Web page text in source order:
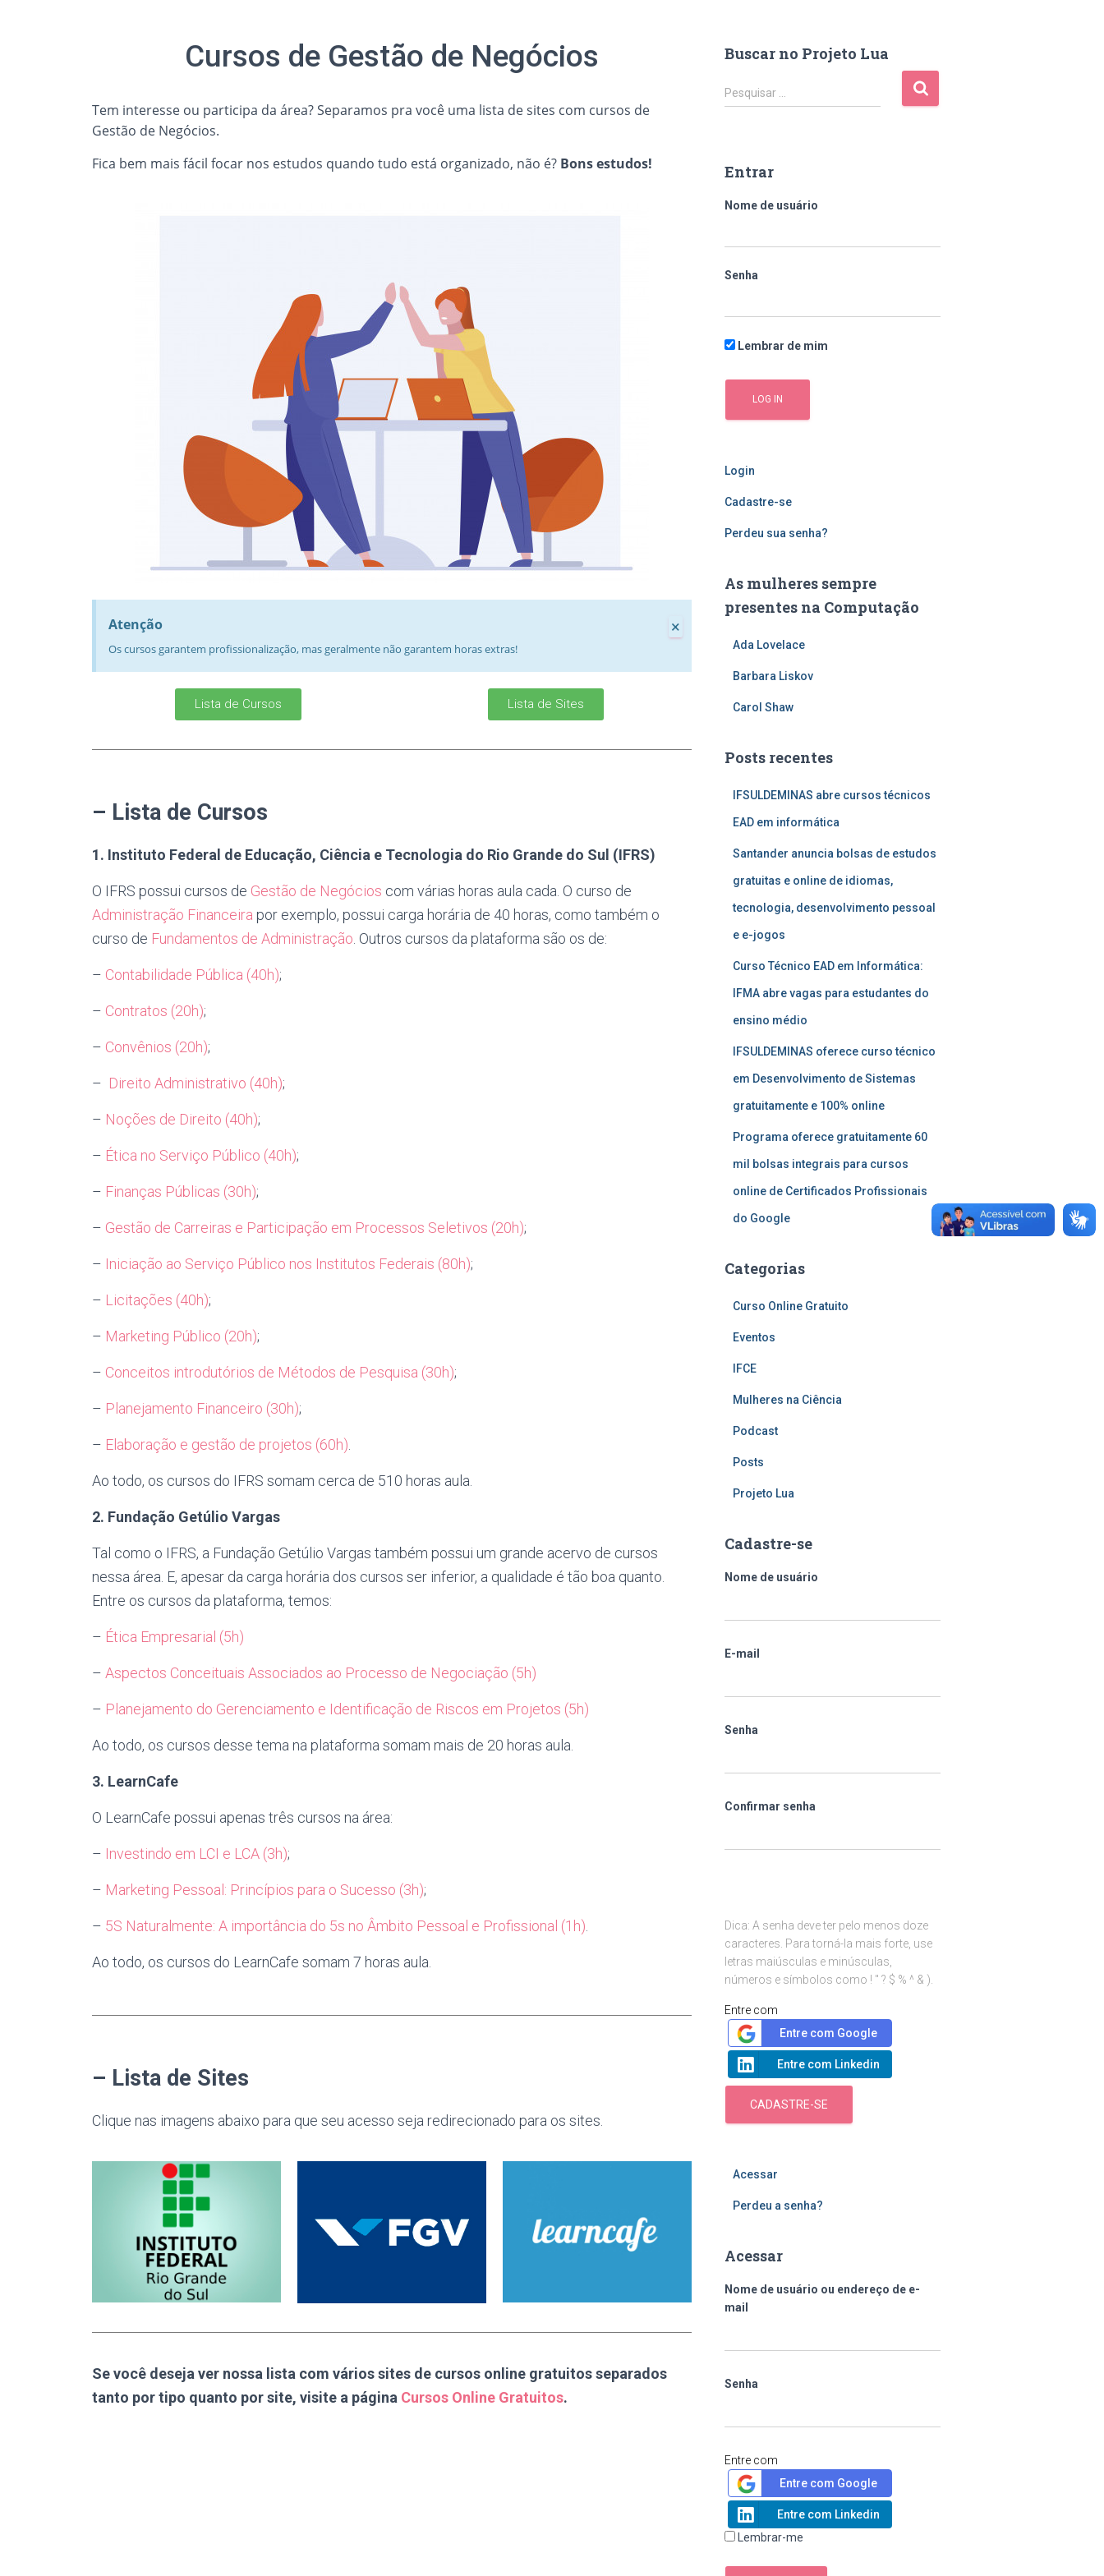
Cursos de Gestão de Negócios
Tem interesse ou participa da área? Separamos pra você uma lista de sites com cursos de
Gestão de Negócios.
Fica bem mais fácil focar nos estudos quando tudo está organizado, não é? Bons estudos!
Atenção
Os cursos garantem profissionalização, mas geralmente não garantem horas extras!
×
Lista de Cursos Lista de Sites
– Lista de Cursos
1. Instituto Federal de Educação, Ciência e Tecnologia do Rio Grande do Sul (IFRS)
O IFRS possui cursos de Gestão de Negócios com várias horas aula cada. O curso de
Administração Financeira por exemplo, possui carga horária de 40 horas, como também o
curso de Fundamentos de Administração . Outros cursos da plataforma são os de:
– Contabilidade Pública (40h);
– Contratos (20h);
– Convênios (20h);
– Direito Administrativo (40h);
– Noções de Direito (40h);
– Ética no Serviço Público (40h);
– Finanças Públicas (30h);
– Gestão de Carreiras e Participação em Processos Seletivos (20h);
– Iniciação ao Serviço Público nos Institutos Federais (80h);
– Licitações (40h);
– Marketing Público (20h);
– Conceitos introdutórios de Métodos de Pesquisa (30h);
– Planejamento Financeiro (30h);
– Elaboração e gestão de projetos (60h)
Ao todo, os cursos do IFRS somam cerca de 510 horas aula.
2. Fundação Getúlio Vargas
Tal como o IFRS, a Fundação Getúlio Vargas também possui um grande acervo de cursos
nessa área. E, apesar da carga horária dos cursos ser inferior, a qualidade é tão boa quanto.
Entre os cursos da plataforma, temos:
– Ética Empresarial (5h)
– Aspectos Conceituais Associados ao Processo de Negociação (5h)
– Planejamento do Gerenciamento e Identificação de Riscos em Projetos (5h)
Ao todo, os cursos desse tema na plataforma somam mais de 20 horas aula.
3. LearnCafe
O LearnCafe possui apenas três cursos na área:
– Investindo em LCI e LCA (3h);
– Marketing Pessoal: Princípios para o Sucesso (3h);
– 5S Naturalmente: A importância do 5s no Âmbito Pessoal e Profissional (1h)
Ao todo, os cursos do LearnCafe somam 7 horas aula.
– Lista de Sites
Clique nas imagens abaixo para que seu acesso seja redirecionado para os sites.
Se você deseja ver nossa lista com vários sites de cursos online gratuitos separados
tanto por tipo quanto por site, visite a página Cursos Online Gratuitos.
Buscar no Projeto Lua
Pesquisar …
Entrar
Nome de usuário
Senha
Lembrar de mim
Login
Cadastre-se
Perdeu sua senha?
As mulheres sempre
presentes na Computação
Ada Lovelace
Barbara Liskov
Carol Shaw
Posts recentes
IFSULDEMINAS abre cursos técnicos
EAD em informática
Santander anuncia bolsas de estudos
gratuitas e online de idiomas,
tecnologia, desenvolvimento pessoal
e e-jogos
Curso Técnico EAD em Informática:
IFMA abre vagas para estudantes do
ensino médio
IFSULDEMINAS oferece curso técnico
em Desenvolvimento de Sistemas
gratuitamente e 100% online
Programa oferece gratuitamente 60
mil bolsas integrais para cursos
online de Certificados Profissionais
do Google
Categorias
Curso Online Gratuito
Eventos
IFCE
Mulheres na Ciência
Podcast
Posts
Projeto Lua
Cadastre-se
Nome de usuário
E-mail
Senha
Confirmar senha
Dica: A senha deve ter pelo menos doze
caracteres. Para torná-la mais forte, use
letras maiúsculas e minúsculas,
números e símbolos como ! " ? $ % ^ & ).
Entre com
Entre com Google
Entre com Linkedin
CADASTRE-SE
Acessar
Perdeu a senha?
Acessar
Nome de usuário ou endereço de e-
mail
Senha
Entre com
Entre com Google
Entre com Linkedin
Lembrar-me